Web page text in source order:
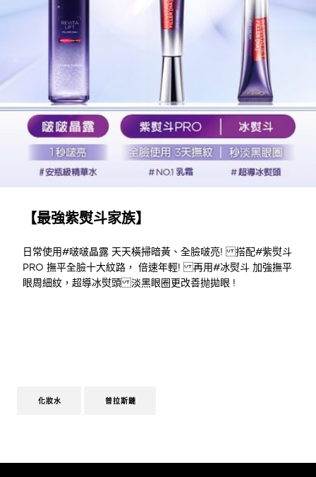
【最強紫熨斗家族】
日常使用#啵啵晶露 天天橫掃暗黃、全臉啵亮! 搭配#紫熨斗
PRO 撫平全臉十大紋路， 倍速年輕! 再用#冰熨斗 加強撫平
眼周細紋，超導冰熨頭 淡黑眼圈更改善抛拋眼 !
化妝水 普拉斯鏈